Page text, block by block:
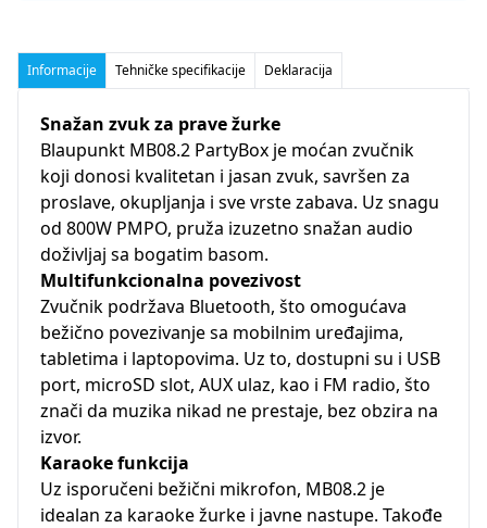
Informacije Tehničke specifikacije Deklaracija
Snažan zvuk za prave žurke
Blaupunkt MB08.2 PartyBox je moćan zvučnik
koji donosi kvalitetan i jasan zvuk, savršen za
proslave, okupljanja i sve vrste zabava. Uz snagu
od 800W PMPO, pruža izuzetno snažan audio
doživljaj sa bogatim basom.
Multifunkcionalna povezivost
Zvučnik podržava Bluetooth, što omogućava
bežično povezivanje sa mobilnim uređajima,
tabletima i laptopovima. Uz to, dostupni su i USB
port, microSD slot, AUX ulaz, kao i FM radio, što
znači da muzika nikad ne prestaje, bez obzira na
izvor.
Karaoke funkcija
Uz isporučeni bežični mikrofon, MB08.2 je
idealan za karaoke žurke i javne nastupe. Takođe